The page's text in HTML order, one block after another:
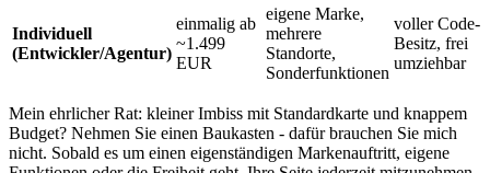
Individuell
(Entwickler/Agentur)
einmalig ab
~1.499
EUR
eigene Marke,
mehrere
Standorte,
Sonderfunktionen
voller Code-
Besitz, frei
umziehbar
Mein ehrlicher Rat: kleiner Imbiss mit Standardkarte und knappem
Budget? Nehmen Sie einen Baukasten - dafür brauchen Sie mich
nicht. Sobald es um einen eigenständigen Markenauftritt, eigene